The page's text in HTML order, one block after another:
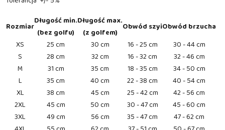
Rozmiar
Długość min.
(bez golfu)
Długość max.
(z golfem)
Obwód szyiObwód brzucha
XS
25 cm 30 cm 16 - 25 cm
30 - 44 cm
S
28 cm 32 cm 16 - 32 cm
32 - 46 cm
M
31 cm 35 cm 18 - 35 cm
34 - 50 cm
L
35 cm 40 cm 22 - 38 cm
40 - 54 cm
XL
38 cm 45 cm 25 - 42 cm
42 - 56 cm
2XL
45 cm 50 cm 30 - 47 cm
45 - 60 cm
3XL
49 cm 56 cm 35 - 47 cm
47 - 62 cm